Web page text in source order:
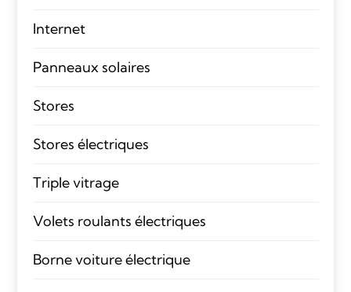
Internet
Panneaux solaires
Stores
Stores électriques
Triple vitrage
Volets roulants électriques
Borne voiture électrique